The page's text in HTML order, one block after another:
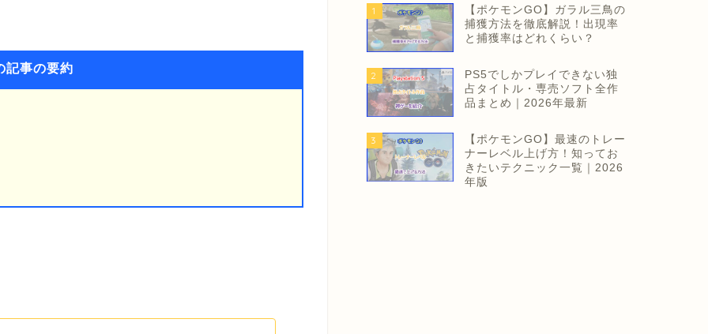
記事の要約
1
【ポケモンGO】ガラル三鳥の
捕獲方法を徹底解説！出現率
と捕獲率はどれくらい？
2
PS5でしかプレイできない独
占タイトル・専売ソフト全作
品まとめ｜2026年最新
3
【ポケモンGO】最速のトレー
ナーレベル上げ方！知ってお
きたいテクニック一覧｜2026
年版